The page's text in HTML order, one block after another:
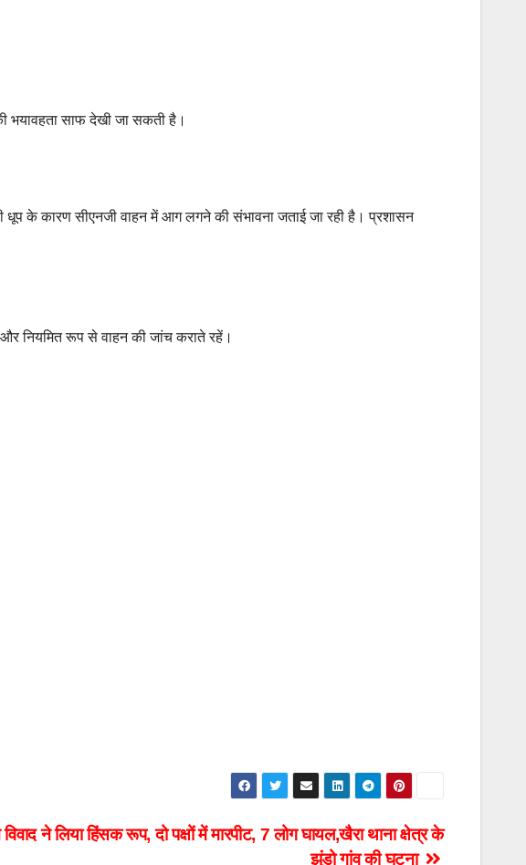
भयावहता साफ देखी जा सकती है।
के कारण सीएनजी वाहन में आग लगने की संभावना जताई जा रही है। प्रशासन
नियमित रूप से वाहन की जांच कराते रहें।
ने लिया हिंसक रूप, दो पक्षों में मारपीट, 7 लोग घायल,खैरा थाना क्षेत्र के
झुंडो गांव की घटना